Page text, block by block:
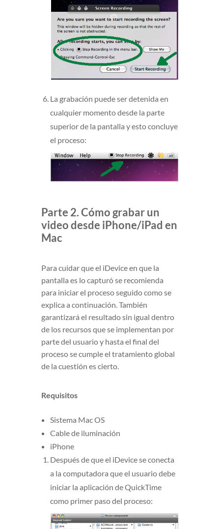
La grabación puede ser detenida en
cualquier momento desde la parte
superior de la pantalla y esto concluye
el proceso:
Parte 2. Cómo grabar un
video desde iPhone/iPad en
Mac
Para cuidar que el iDevice en que la
pantalla es lo capturó se recomienda
para iniciar el proceso seguido como se
explica a continuación. También
garantizará el resultado sin igual dentro
de los recursos que se implementan por
parte del usuario y hasta el final del
proceso se cumple el tratamiento global
de la cuestión es cierto.
Requisitos
Sistema Mac OS
Cable de iluminación
iPhone
Después de que el iDevice se conecta
a la computadora que el usuario debe
iniciar la aplicación de QuickTime
como primer paso del proceso: